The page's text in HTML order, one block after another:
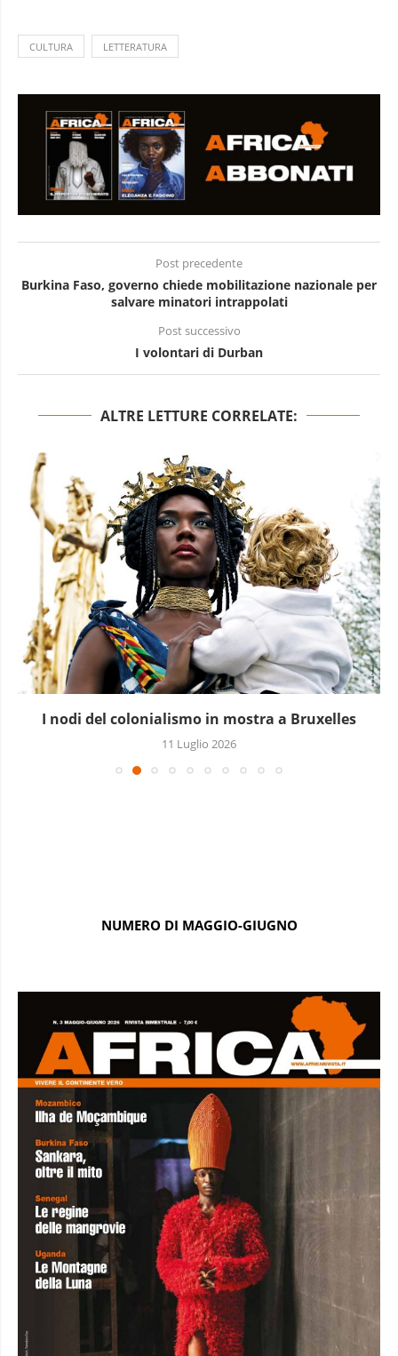
CULTURA LETTERATURA
Post precedente
Burkina Faso, governo chiede mobilitazione nazionale per
salvare minatori intrappolati
Post successivo
I volontari di Durban
ALTRE LETTURE CORRELATE:
I nodi del colonialismo in mostra a Bruxelles
11 Luglio 2026
NUMERO DI MAGGIO-GIUGNO